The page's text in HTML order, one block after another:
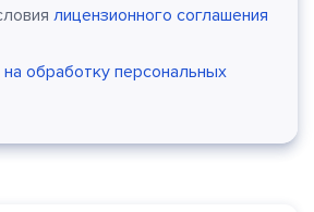
лицензионного соглашения
на обработку персональных